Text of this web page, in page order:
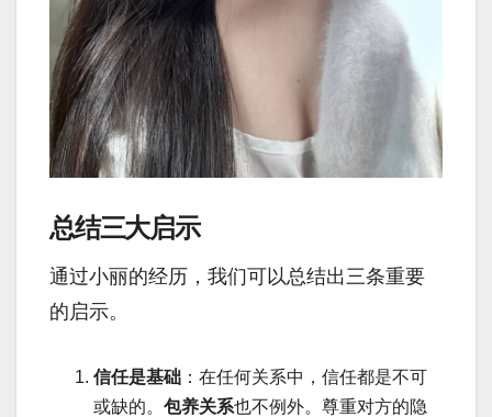
总结三大启示
通过小丽的经历，我们可以总结出三条重要
的启示。
信任是基础 ：在任何关系中，信任都是不可
或缺的。 包养关系也不例外。尊重对方的隐